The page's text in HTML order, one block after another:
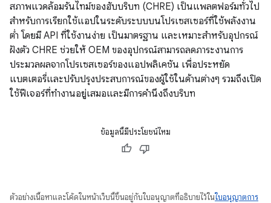
สภาพแวดล้อมรันไทม์ของฮับบริบท (CHRE) เป็นแพลตฟอร์มทั่วไป
สำหรับการเรียกใช้แอปในระดับระบบบนโปรเซสเซอร์ที่ใช้พลังงาน
ต่ำ โดยมี API ที่ใช้งานง่าย เป็นมาตรฐาน และเหมาะสำหรับอุปกรณ์
ฝังตัว CHRE ช่วยให้ OEM ของอุปกรณ์สามารถลดภาระงานการ
ประมวลผลจากโปรเซสเซอร์ของแอปพลิเคชัน เพื่อประหยัด
แบตเตอรี่และปรับปรุงประสบการณ์ของผู้ใช้ในด้านต่างๆ รวมถึงเปิด
ใช้ฟีเจอร์ที่ทำงานอยู่เสมอและมีการคำนึงถึงบริบท
ข้อมูลนี้มีประโยชน์ไหม
ตัวอย่างเนื้อหาและโค้ดในหน้าเว็บนี้ขึ้นอยู่กับใบอนุญาตที่อธิบายไว้ในใบอนุญาตการ